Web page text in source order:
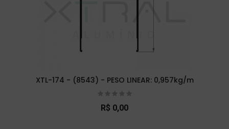
XTL-174 - (8543) - PESO LINEAR: 0,957kg/m
R$ 0,00